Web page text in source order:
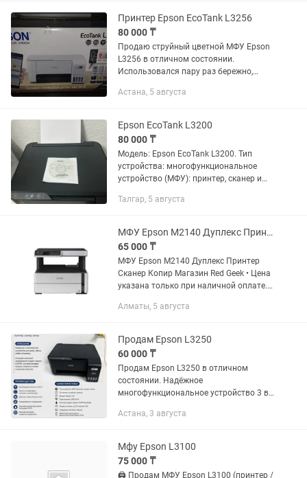
Принтер Epson EcoTank L3256
80 000 ₸
Продаю струйный цветной МФУ Epson
L3256 в отличном состоянии.
Использовался пару раз бережно,
нареканий. Цветная и черно-белая
Астана, 5 августа
Epson EcoTank L3200
80 000 ₸
Модель: Epson EcoTank L3200. Тип
устройства: многофункциональное
устройство (МФУ): принтер, сканер и
Талгар, 5 августа
МФУ Epson M2140 Дуплекс Принтер Сканер Копир Магазин Red Geek
65 000 ₸
МФУ Epson M2140 Дуплекс Принтер
Сканер Копир Магазин Red Geek • Цена
указана только при наличной оплате.
которая на витрине • У нас вы можете
Алматы, 5 августа
Продам Epson L3250
60 000 ₸
Продам Epson L3250 в отличном
состоянии. Надёжное
многофункциональное устройство 3 в
заводской системой непрерывной
обеспечивает очень...
Астана, 3 августа
Мфу Epson L3100
75 000 ₸
🖨️ Продам МФУ Epson L3100 (принтер /